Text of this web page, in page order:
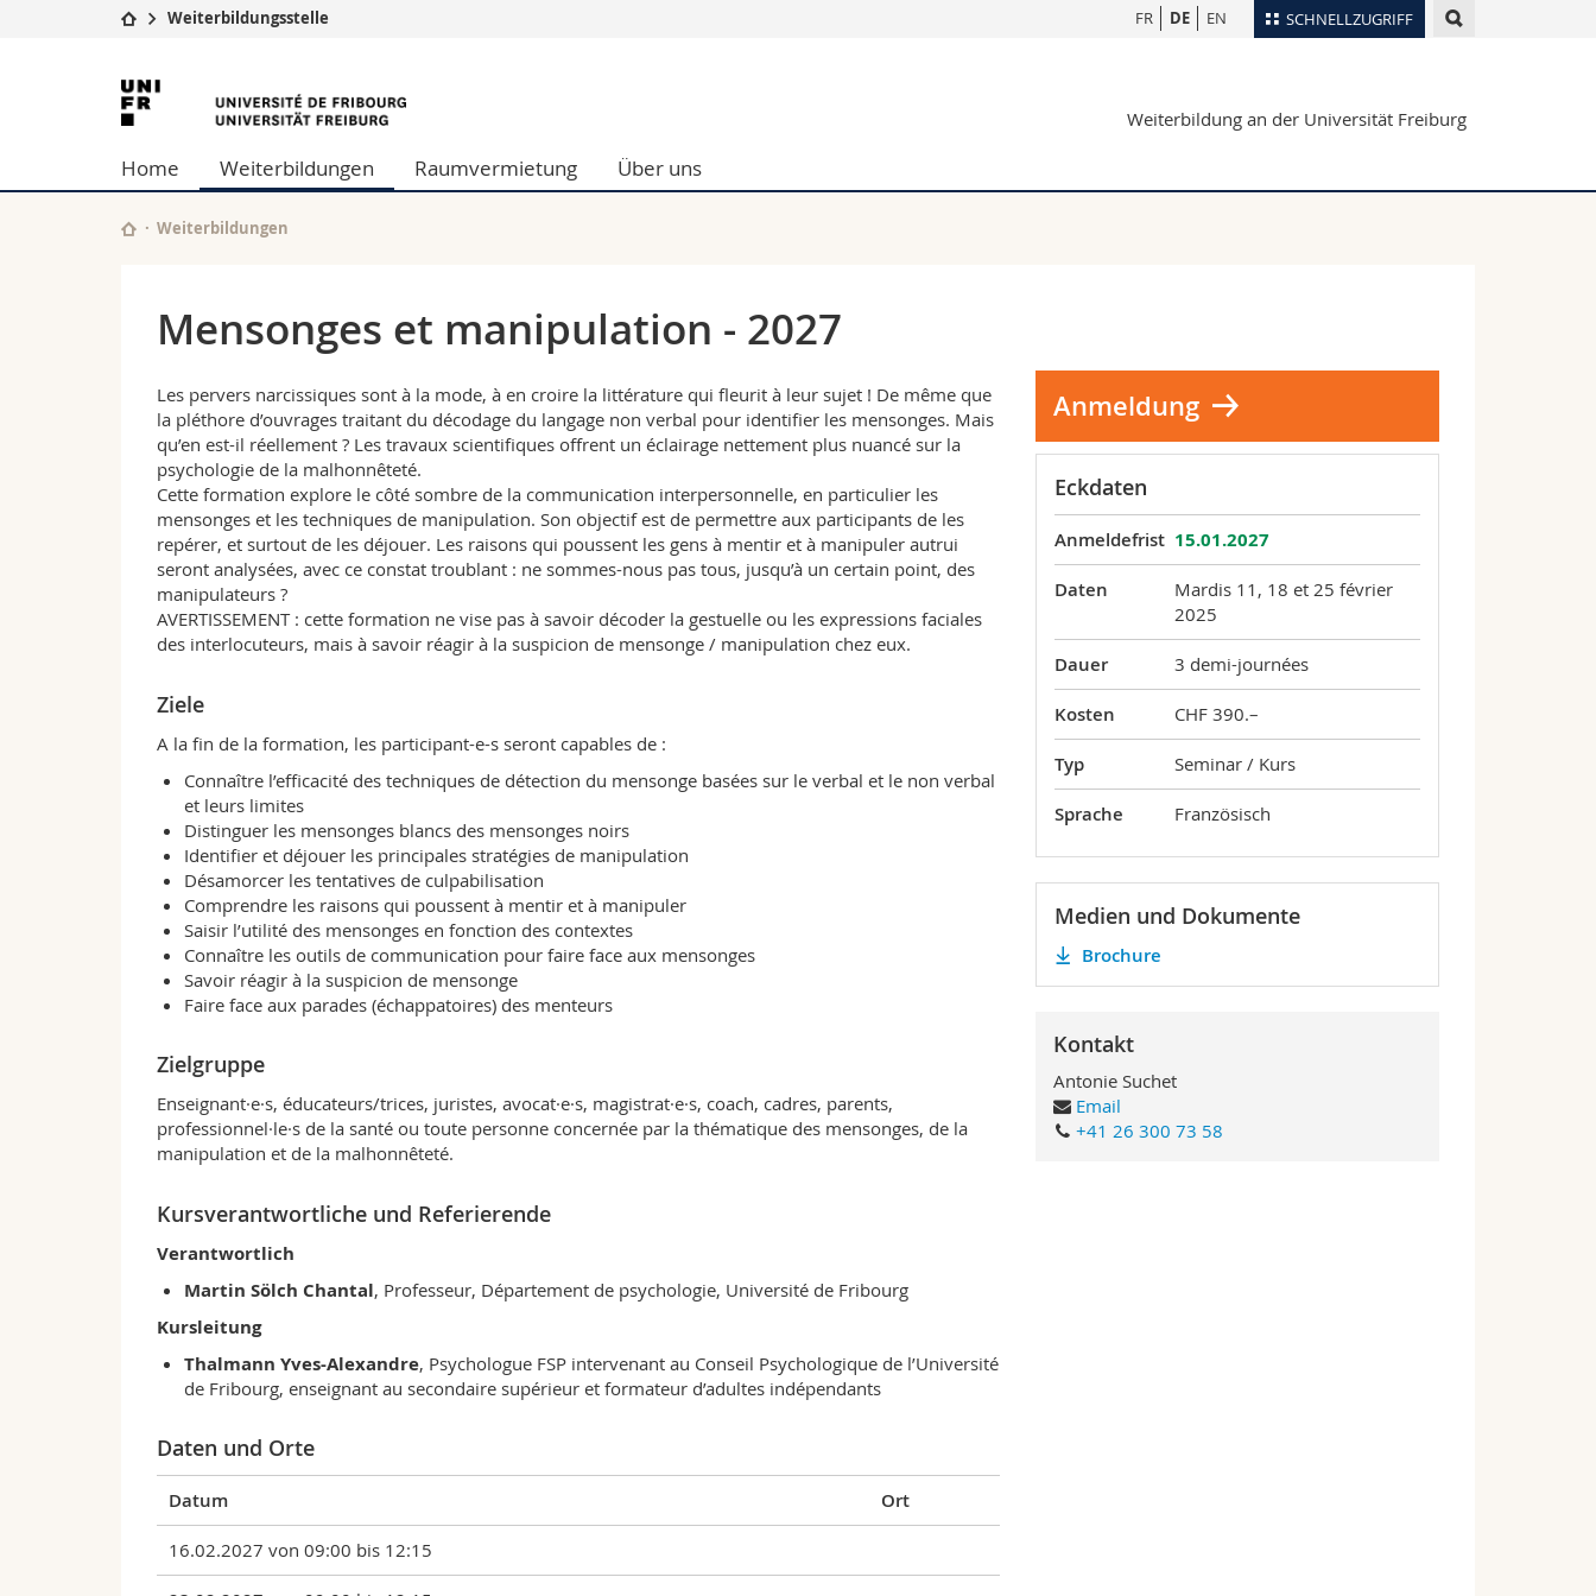
SCHNELLZUGRIFF
Universität
Studium
Forschung
Universität
Weiterbildung
Wirtschafts- und Sozialwissenschaftliche Fak.
Philosophische Fak.
Forschende
Ortsplan
Webmail
FR DE EN
Weiterbildungsstelle
Universität
Freiburg
Weiterbildung an der Universität Freiburg
Home Weiterbildungen Raumvermietung Über uns
Weiterbildungen
Mensonges et manipulation - 2027
Les pervers narcissiques sont à la mode, à en croire la littérature qui fleurit à leur sujet ! De même que
la pléthore d’ouvrages traitant du décodage du langage non verbal pour identifier les mensonges. Mais
qu’en est-il réellement ? Les travaux scientifiques offrent un éclairage nettement plus nuancé sur la
psychologie de la malhonnêteté.
Cette formation explore le côté sombre de la communication interpersonnelle, en particulier les
mensonges et les techniques de manipulation. Son objectif est de permettre aux participants de les
repérer, et surtout de les déjouer. Les raisons qui poussent les gens à mentir et à manipuler autrui
seront analysées, avec ce constat troublant : ne sommes-nous pas tous, jusqu’à un certain point, des
manipulateurs ?
AVERTISSEMENT : cette formation ne vise pas à savoir décoder la gestuelle ou les expressions faciales
des interlocuteurs, mais à savoir réagir à la suspicion de mensonge / manipulation chez eux.
Ziele
A la fin de la formation, les participant-e-s seront capables de :
Connaître l’efficacité des techniques de détection du mensonge basées sur le verbal et le non verbal
et leurs limites
Distinguer les mensonges blancs des mensonges noirs
Identifier et déjouer les principales stratégies de manipulation
Désamorcer les tentatives de culpabilisation
Comprendre les raisons qui poussent à mentir et à manipuler
Saisir l’utilité des mensonges en fonction des contextes
Connaître les outils de communication pour faire face aux mensonges
Savoir réagir à la suspicion de mensonge
Faire face aux parades (échappatoires) des menteurs
Zielgruppe
Enseignant·e·s, éducateurs/trices, juristes, avocat·e·s, magistrat·e·s, coach, cadres, parents,
professionnel·le·s de la santé ou toute personne concernée par la thématique des mensonges, de la
manipulation et de la malhonnêteté.
Kursverantwortliche und Referierende
Verantwortlich
Martin Sölch Chantal, Professeur, Département de psychologie, Université de Fribourg
Kursleitung
Thalmann Yves-Alexandre, Psychologue FSP intervenant au Conseil Psychologique de l’Université
de Fribourg, enseignant au secondaire supérieur et formateur d’adultes indépendants
Daten und Orte
Datum Ort
16.02.2027 von 09:00 bis 12:15
Anmeldung
Eckdaten
Anmeldefrist 15.01.2027
Daten
Mardis 11, 18 et 25 février
2025
Dauer 3 demi-journées
Kosten CHF 390.–
Typ Seminar / Kurs
Sprache Französisch
Medien und Dokumente
Brochure
Kontakt
Antonie Suchet
Email
+41 26 300 73 58